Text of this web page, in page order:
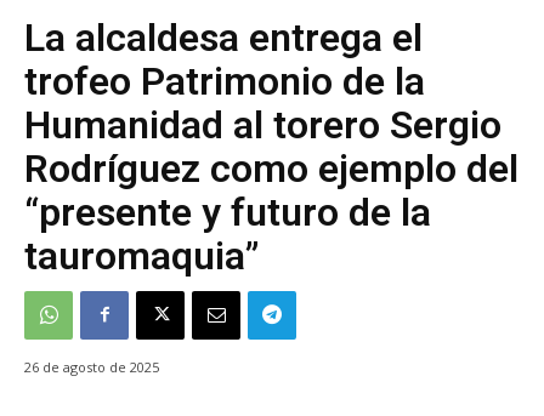
La alcaldesa entrega el
trofeo Patrimonio de la
Humanidad al torero Sergio
Rodríguez como ejemplo del
“presente y futuro de la
tauromaquia”
26 de agosto de 2025